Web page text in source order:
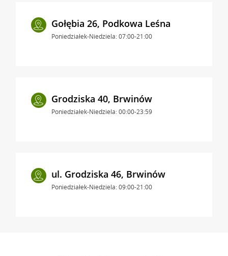
Gołębia 26, Podkowa Leśna
Poniedziałek-Niedziela: 07:00-21:00
Grodziska 40, Brwinów
Poniedziałek-Niedziela: 00:00-23:59
ul. Grodziska 46, Brwinów
Poniedziałek-Niedziela: 09:00-21:00